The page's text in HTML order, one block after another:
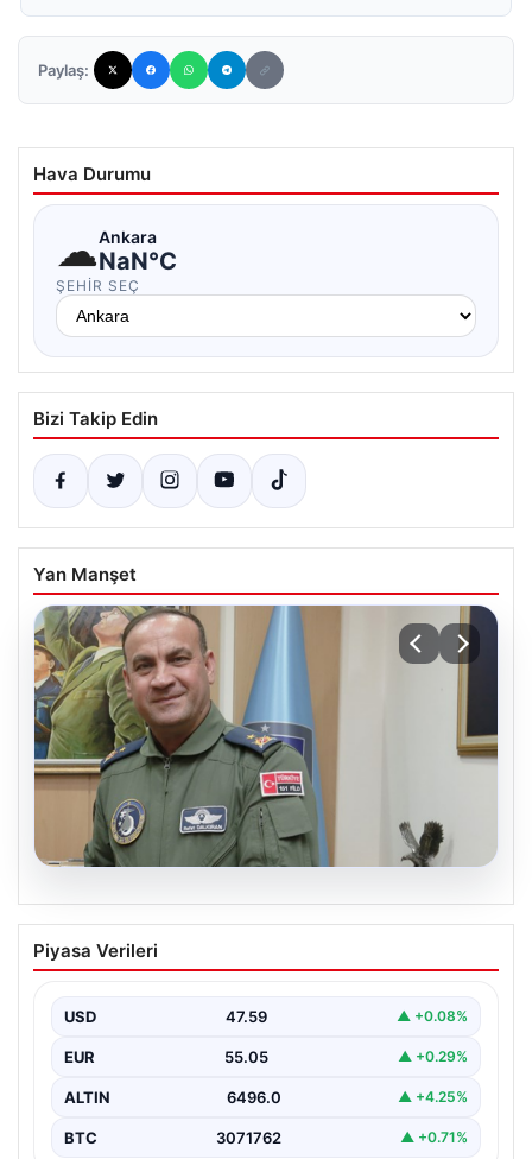
Paylaş:
Hava Durumu
☁Ankara
NaN°C
ŞEHIR SEÇ
Bizi Takip Edin
Yan Manşet
Rafet Dalkıran kimdir? Yeni Hava
Kuvvetleri Komutanı Rafet Dalkıran’ın
Piyasa Verileri
USD 47.59 ▲ +0.08%
EUR 55.05 ▲ +0.29%
ALTIN 6496.0 ▲ +4.25%
BTC 3071762 ▲ +0.71%